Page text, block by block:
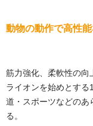
動物の動作で高性
筋力強化、柔軟性の
ライオンを始めとす
道・スポーツなどのあ
る。